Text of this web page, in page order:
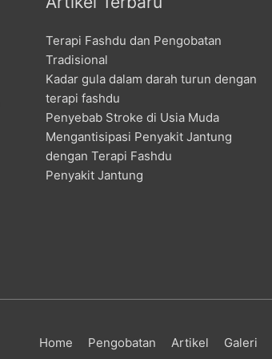
Terapi Fashdu dan Pengobatan
Tradisional
Kadar gula dalam darah turun dengan
terapi fashdu
Penyebab Stroke di Usia Muda
Mengantisipasi Penyakit Jantung
dengan Terapi Fashdu
Penyakit Jantung
Home Pengobatan Artikel Galeri